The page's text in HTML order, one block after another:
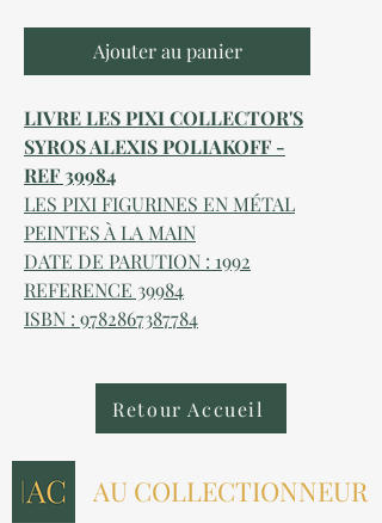
Ajouter au panier
LIVRE LES PIXI COLLECTOR'S
SYROS ALEXIS POLIAKOFF -
REF 39984
LES PIXI FIGURINES EN MÉTAL
PEINTES À LA MAIN
DATE DE PARUTION : 1992
REFERENCE 39984
ISBN : 9782867387784
Retour Accueil
AU COLLECTIONNEUR